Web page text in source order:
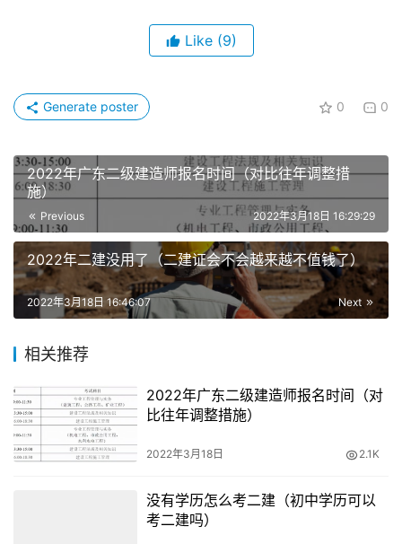
项目在工程设计使用年限内出现事故，就要承担相应责任。
后建造师需求量大幅下降，导致目前闲置的二建证书泛滥，
就差被拿去垫桌脚了。
继续报考2022年二建考试是更多人的选择，他们认为：
1.资质改革带来的影响是暂时的，一旦新标准实施，相关业
务办理系统重新开放，需求随时会迎来爆发期。
2.目前二建证书收益骤减，很多非行业从业人员放弃了原有
的报考计划。今年报考人数预计有一定程度下降，这或许正
才有底气谈选择。
3. 除福建省接受外省二级建造师注册，江浙沪三地二级建
造师自2020年起可以跨省注册执业。不难预见，未来将会
有更多地区实行二建跨省地区注册。这也意味着持证的行业
退出者与坚守者各执一词，2022年二级建造师考试报名在
Like (9)
0 0
Generate poster
2022年广东二级建造师报名时间（对比往年调整措
施）
Previous 2022年3月18日 16:29:29
2022年二建没用了（二建证会不会越来越不值钱了）
Next
2022年3月18日 16:46:07
相关推荐
2022年广东二级建造师报名时间（对
比往年调整措施）
2022年3月18日 2.1K
没有学历怎么考二建（初中学历可以
考二建吗）